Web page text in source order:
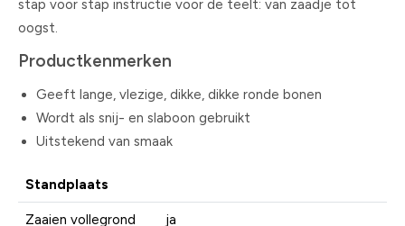
stap voor stap instructie voor de teelt: van zaadje tot
oogst.
Productkenmerken
Geeft lange, vlezige, dikke, dikke ronde bonen
Wordt als snij- en slaboon gebruikt
Uitstekend van smaak
Standplaats
Zaaien vollegrond ja